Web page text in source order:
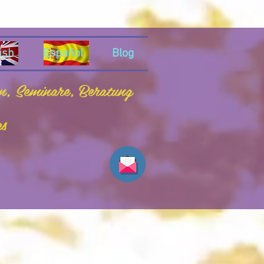
Seminare, Beratung
Español Blog